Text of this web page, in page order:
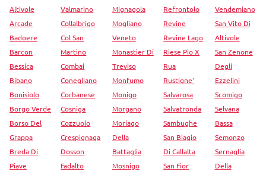
Altivole
Arcade
Badoere
Barcon
Bessica
Bibano
Bonisiolo
Borgo Verde
Borso Del
Grappa
Breda Di
Piave
Valmarino
Collalbrigo
Col San
Martino
Combai
Conegliano
Corbanese
Cosniga
Cozzuolo
Crespignaga
Dosson
Fadalto
Mignagola
Mogliano
Veneto
Monastier Di
Treviso
Monfumo
Monigo
Morgano
Moriago
Della
Battaglia
Mosnigo
Refrontolo
Revine
Revine Lago
Riese Pio X
Rua
Rustigne'
Salvarosa
Salvatronda
Sambughe
San Biagio
Di Callalta
San Fior
Vendemiano
San Vito Di
Altivole
San Zenone
Degli
Ezzelini
Scomigo
Selvana
Bassa
Semonzo
Sernaglia
Della